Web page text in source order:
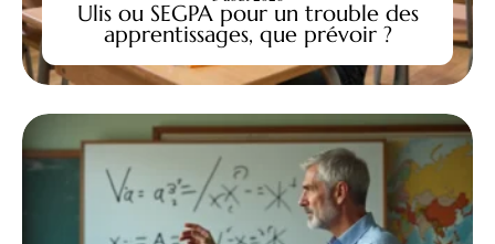
Ulis ou SEGPA pour un trouble des
apprentissages, que prévoir ?